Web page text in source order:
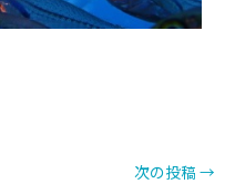
次の投稿 →